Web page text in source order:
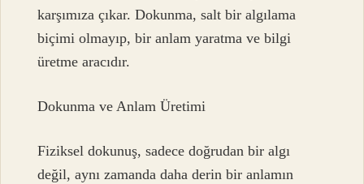
karşımıza çıkar. Dokunma, salt bir algılama
biçimi olmayıp, bir anlam yaratma ve bilgi
üretme aracıdır.
Dokunma ve Anlam Üretimi
Fiziksel dokunuş, sadece doğrudan bir algı
değil, aynı zamanda daha derin bir anlamın